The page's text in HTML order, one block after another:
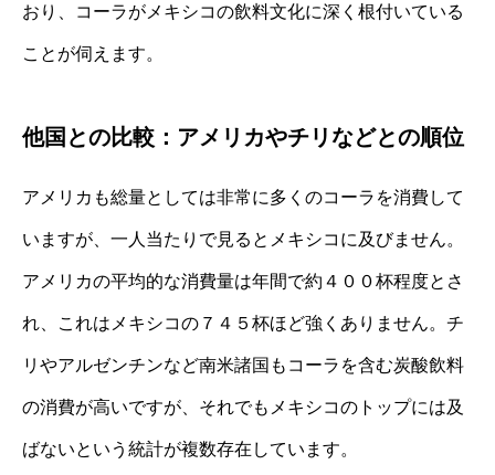
おり、コーラがメキシコの飲料文化に深く根付いている
ことが伺えます。
他国との比較：アメリカやチリなどとの順位
アメリカも総量としては非常に多くのコーラを消費して
いますが、一人当たりで見るとメキシコに及びません。
アメリカの平均的な消費量は年間で約４００杯程度とさ
れ、これはメキシコの７４５杯ほど強くありません。チ
リやアルゼンチンなど南米諸国もコーラを含む炭酸飲料
の消費が高いですが、それでもメキシコのトップには及
ばないという統計が複数存在しています。